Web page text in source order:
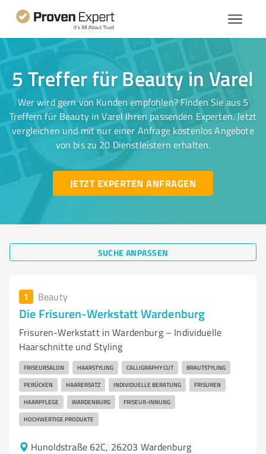
5 Treffer für Beauty in Varel
Wer wird gern von Kunden empfohlen? Finden Sie aus 5
Treffern für Beauty in Varel Ihren passenden Experten. Jetzt
vergleichen und mit nur einer Anfrage kostenlos Angebote
von bis zu 20 Dienstleistern erhalten.
JETZT EXPERTEN ANFRAGEN
SUCHE ANPASSEN
1 Beauty
Die Frisuren-Werkstatt Wardenburg
Frisuren-Werkstatt in Wardenburg – Individuelle
Haarschnitte und Styling
FRISEURSALON HAARSTYLING CALLIGRAPHY CUT BRAUTSTYLING
PERÜCKEN HAARERSATZ INDIVIDUELLE BERATUNG FRISUREN
HAARPFLEGE WARDENBURG FRISEUR-INNUNG
HOCHWERTIGE PRODUKTE
Hunoldstraße 62C, 26203 Wardenburg